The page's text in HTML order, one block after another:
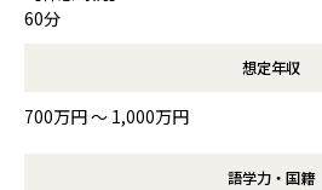
60分
想定年収
700万円 〜 1,000万円
語学力・国籍